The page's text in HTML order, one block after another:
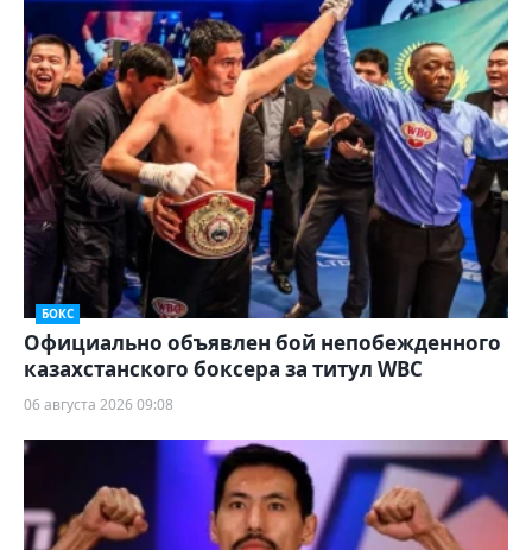
БОКС
Официально объявлен бой непобежденного
казахстанского боксера за титул WBC
06 августа 2026 09:08